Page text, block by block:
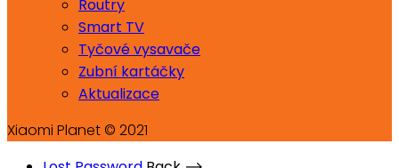
Routry
Smart TV
Tyčové vysavače
Zubní kartáčky
Aktualizace
Xiaomi Planet © 2021